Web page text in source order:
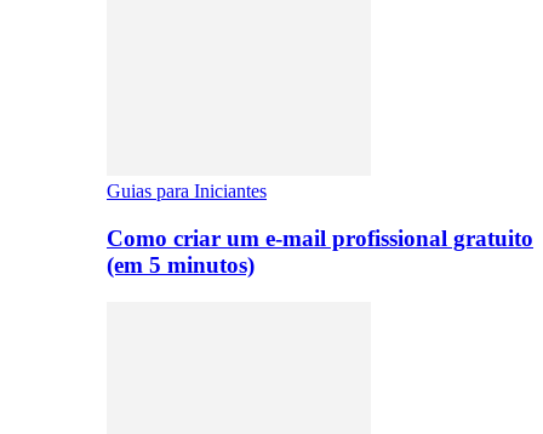
Guias para Iniciantes
Como criar um e-mail profissional gratuito
(em 5 minutos)